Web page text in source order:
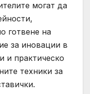
могат да
готвене на
за иновации в
и практическо
техники за